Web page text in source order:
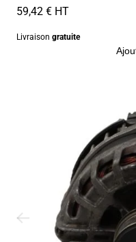
59,42 € HT
Livraison gratuite